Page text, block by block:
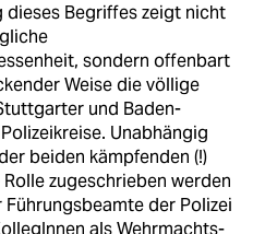
dieses Begriffes zeigt nicht
sondern offenbart
Weise die völlige
und Baden-
Unabhängig
beiden kämpfenden (!)
zugeschrieben werden
der Polizei